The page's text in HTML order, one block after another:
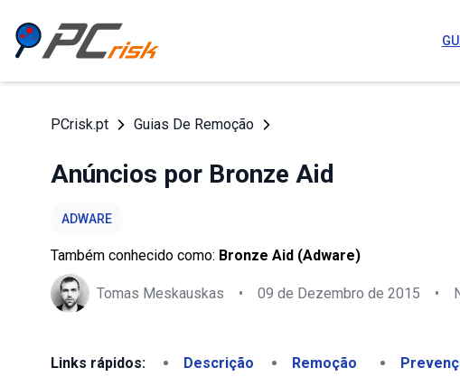
PCrisk.pt Guias De Remoção
Anúncios por Bronze Aid
ADWARE
Também conhecido como: Bronze Aid (Adware)
Tomas Meskauskas • 09 de Dezembro de 2015 •
Links rápidos: Descrição Remoção